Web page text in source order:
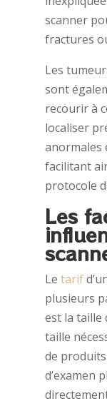
scanner
fractures
Les
sont
recourir à
localiser
anormales
facilitant
protocole
Les
Le tarif
plusieurs
est la taille
taille
de
d’examen